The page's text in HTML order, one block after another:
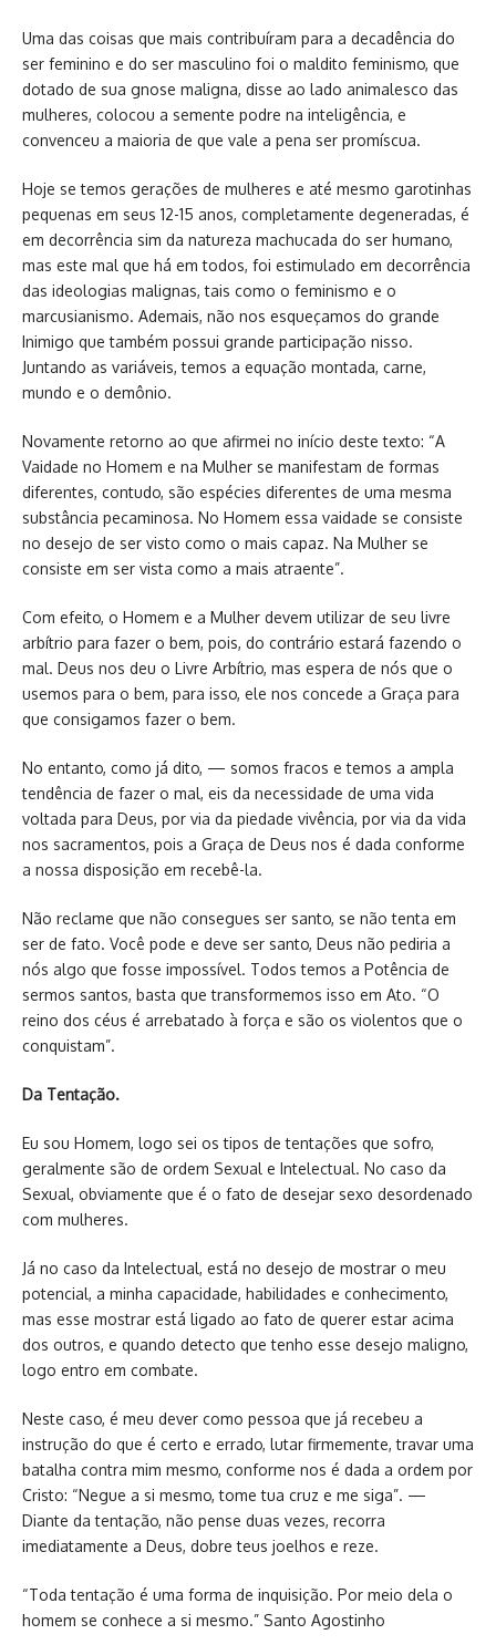
Uma das coisas que mais contribuíram para a decadência do
ser feminino e do ser masculino foi o maldito feminismo, que
dotado de sua gnose maligna, disse ao lado animalesco das
mulheres, colocou a semente podre na inteligência, e
convenceu a maioria de que vale a pena ser promíscua.
Hoje se temos gerações de mulheres e até mesmo garotinhas
pequenas em seus 12-15 anos, completamente degeneradas, é
em decorrência sim da natureza machucada do ser humano,
mas este mal que há em todos, foi estimulado em decorrência
das ideologias malignas, tais como o feminismo e o
marcusianismo. Ademais, não nos esqueçamos do grande
Inimigo que também possui grande participação nisso.
Juntando as variáveis, temos a equação montada, carne,
mundo e o demônio.
Novamente retorno ao que afirmei no início deste texto: “A
Vaidade no Homem e na Mulher se manifestam de formas
diferentes, contudo, são espécies diferentes de uma mesma
substância pecaminosa. No Homem essa vaidade se consiste
no desejo de ser visto como o mais capaz. Na Mulher se
consiste em ser vista como a mais atraente”.
Com efeito, o Homem e a Mulher devem utilizar de seu livre
arbítrio para fazer o bem, pois, do contrário estará fazendo o
mal. Deus nos deu o Livre Arbítrio, mas espera de nós que o
usemos para o bem, para isso, ele nos concede a Graça para
que consigamos fazer o bem.
No entanto, como já dito, — somos fracos e temos a ampla
tendência de fazer o mal, eis da necessidade de uma vida
voltada para Deus, por via da piedade vivência, por via da vida
nos sacramentos, pois a Graça de Deus nos é dada conforme
a nossa disposição em recebê-la.
Não reclame que não consegues ser santo, se não tenta em
ser de fato. Você pode e deve ser santo, Deus não pediria a
nós algo que fosse impossível. Todos temos a Potência de
sermos santos, basta que transformemos isso em Ato. “O
reino dos céus é arrebatado à força e são os violentos que o
conquistam”.
Da Tentação.
Eu sou Homem, logo sei os tipos de tentações que sofro,
geralmente são de ordem Sexual e Intelectual. No caso da
Sexual, obviamente que é o fato de desejar sexo desordenado
com mulheres.
Já no caso da Intelectual, está no desejo de mostrar o meu
potencial, a minha capacidade, habilidades e conhecimento,
mas esse mostrar está ligado ao fato de querer estar acima
dos outros, e quando detecto que tenho esse desejo maligno,
logo entro em combate.
Neste caso, é meu dever como pessoa que já recebeu a
instrução do que é certo e errado, lutar firmemente, travar uma
batalha contra mim mesmo, conforme nos é dada a ordem por
Cristo: “Negue a si mesmo, tome tua cruz e me siga”. —
Diante da tentação, não pense duas vezes, recorra
imediatamente a Deus, dobre teus joelhos e reze.
“Toda tentação é uma forma de inquisição. Por meio dela o
homem se conhece a si mesmo.” Santo Agostinho